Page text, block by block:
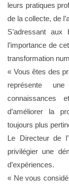
leurs pratiques
de la collecte, de
S’adressant aux
l’importance de
transformation
« Vous êtes des
représente
connaissances
d’améliorer la
toujours plus
Le Directeur de
privilégier une
d’expériences.
« Ne vous